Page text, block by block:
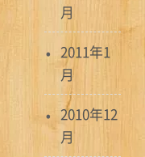
月
2011年1
月
2010年12
月